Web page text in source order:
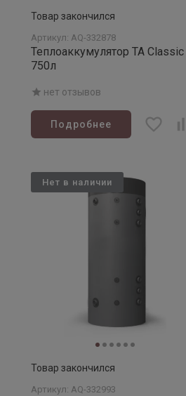
Товар закончился
Артикул: AQ-332878
Теплоаккумулятор TA Classic
750л
нет отзывов
Подробнее
Товар закончился
Артикул: AQ-332993
Нет в наличии